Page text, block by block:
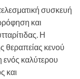
συσκευή
και
Η
θεραπείας κενού
καλύτερου
και